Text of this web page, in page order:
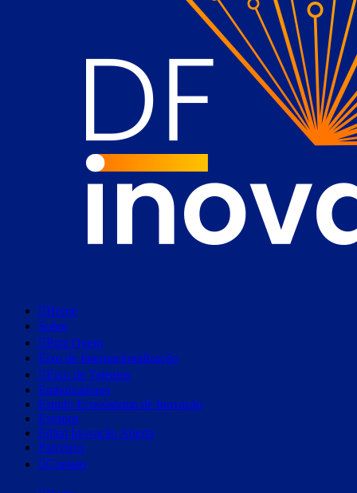
Home
Sobre
Para Quem
Eixo de Internacionalização
Eixo de Talentos
Embaixadores
Estudo Ecossistema de Inovação
Eventos
Edital Inovação Aberta
Parceiros
Contato